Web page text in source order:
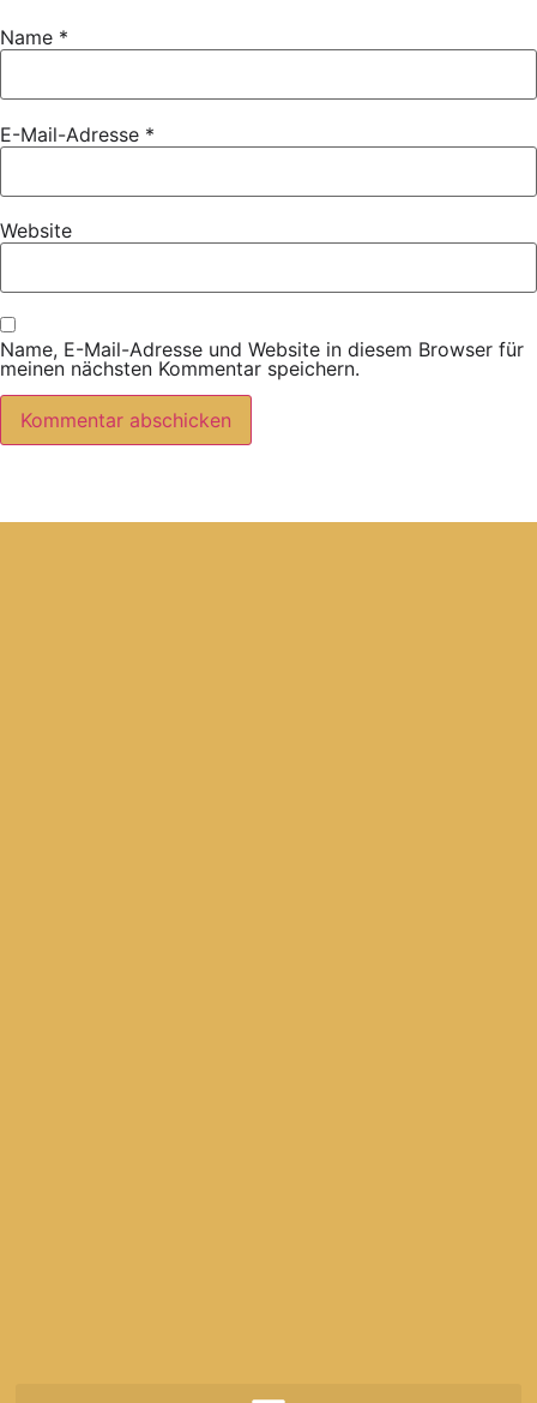
Name *
E-Mail-Adresse *
Website
Name, E-Mail-Adresse und Website in diesem Browser für
meinen nächsten Kommentar speichern.